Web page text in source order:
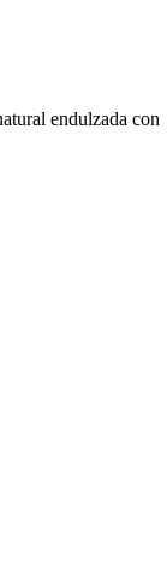
endulzada con